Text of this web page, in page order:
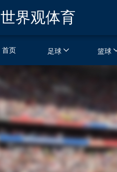
世界观体育
首页 足球 篮球